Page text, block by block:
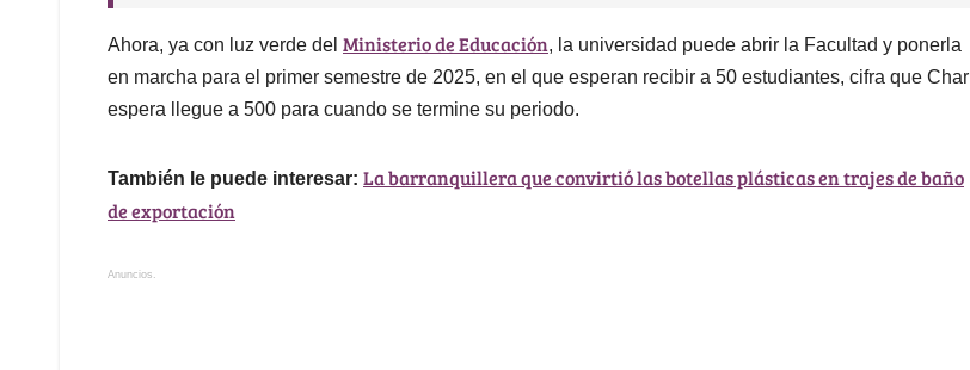
Ahora, ya con luz verde del Ministerio de Educación, la universidad puede abrir la Facultad y ponerla
en marcha para el primer semestre de 2025, en el que esperan recibir a 50 estudiantes, cifra que Char
espera llegue a 500 para cuando se termine su periodo.
También le puede interesar: La barranquillera que convirtió las botellas plásticas en trajes de baño
de exportación
Anuncios.